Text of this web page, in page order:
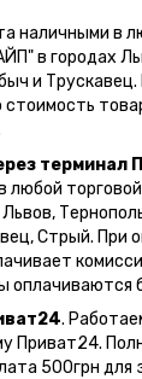
наличными в
в городах
и Трускавец.
стоимость
терминал
любой
Стрый. При
оплачиваются
.
Приват24.
500грн для